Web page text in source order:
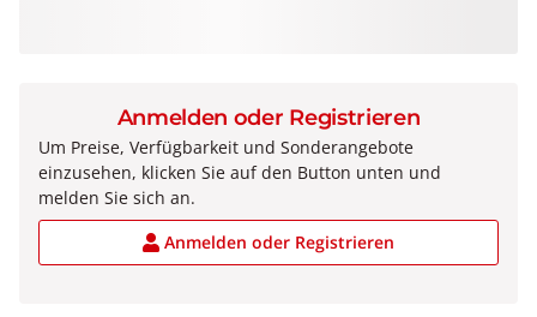
Anmelden oder Registrieren
Um Preise, Verfügbarkeit und Sonderangebote
einzusehen, klicken Sie auf den Button unten und
melden Sie sich an.
Anmelden oder Registrieren